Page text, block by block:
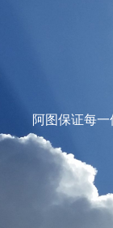
阿图保证每一